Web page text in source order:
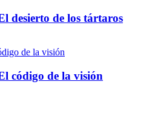
desierto de los tártaros
código de la visión